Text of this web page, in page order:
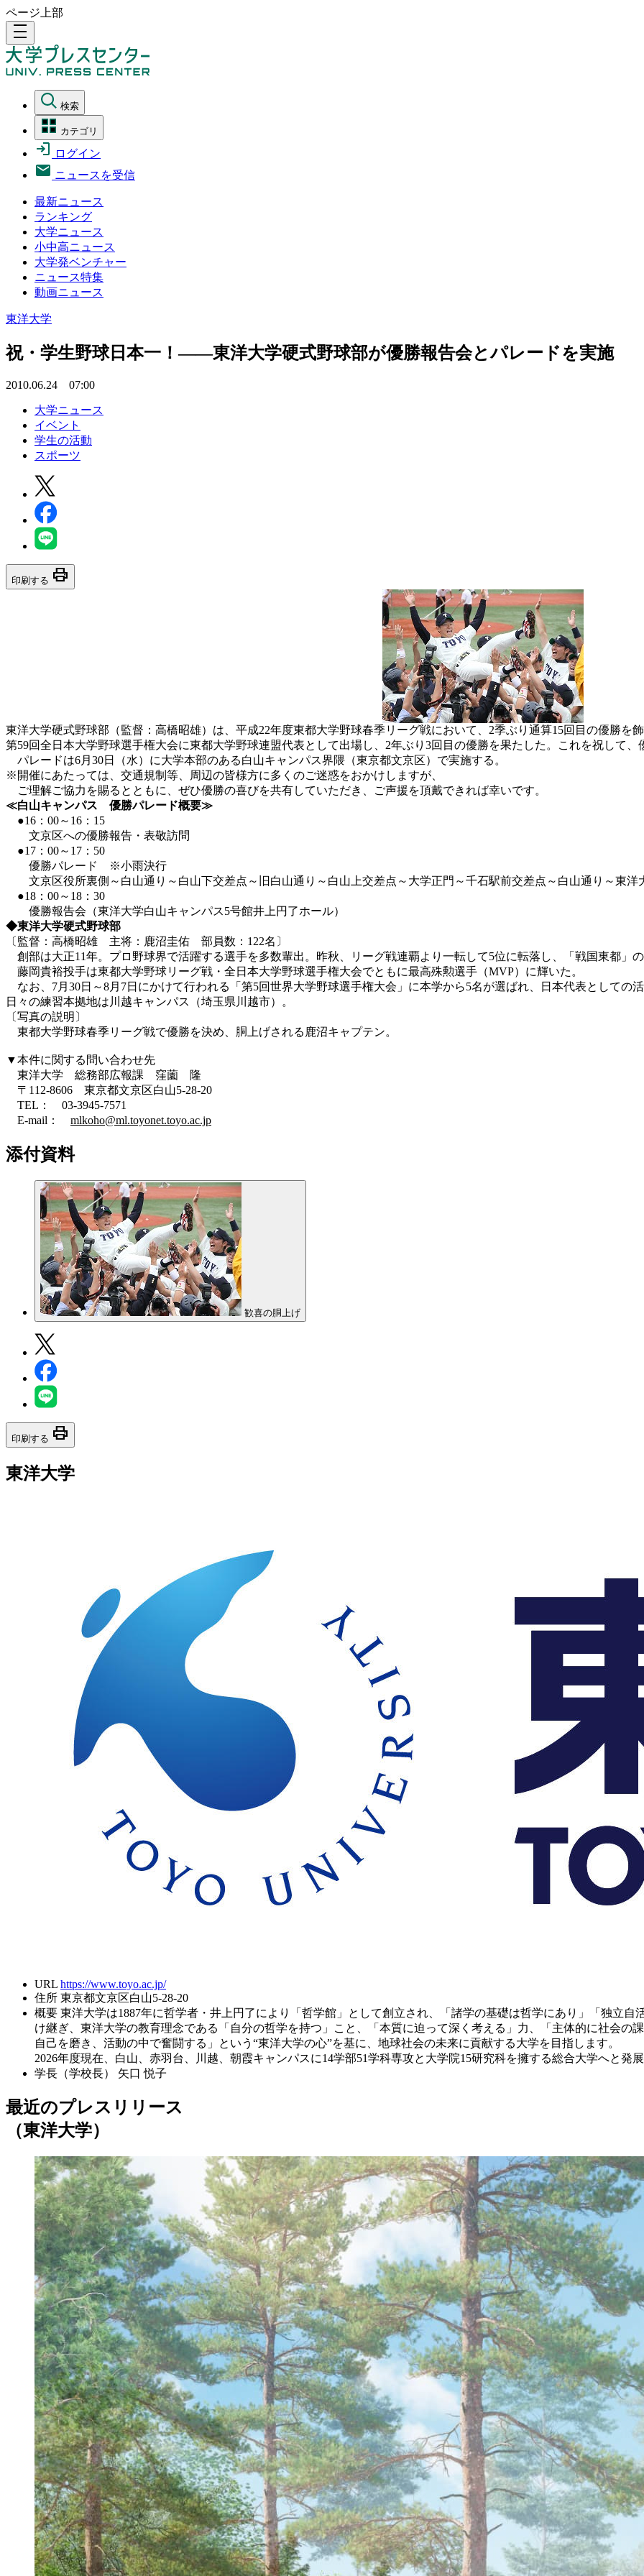
ページ上部
density_medium
検索
カテゴリ
ログイン
ニュースを受信
最新ニュース
ランキング
大学ニュース
小中高ニュース
大学発ベンチャー
ニュース特集
動画ニュース
東洋大学
祝・学生野球日本一！――東洋大学硬式野球部が優勝報告会とパレードを実施
2010.06.24 07:00
大学ニュース
イベント
学生の活動
スポーツ
印刷する print
東洋大学硬式野球部（監督：高橋昭雄）は、平成22年度東都大学野球春季リーグ戦において、2季ぶり通算15回目の優勝を
第59回全日本大学野球選手権大会に東都大学野球連盟代表として出場し、2年ぶり3回目の優勝を果たした。これを祝して、
パレードは6月30日（水）に大学本部のある白山キャンパス界隈（東京都文京区）で実施する。
※開催にあたっては、交通規制等、周辺の皆様方に多くのご迷惑をおかけしますが、
ご理解ご協力を賜るとともに、ぜひ優勝の喜びを共有していただき、ご声援を頂戴できれば幸いです。
≪白山キャンパス 優勝パレード概要≫
●16：00～16：15
文京区への優勝報告・表敬訪問
●17：00～17：50
優勝パレード ※小雨決行
文京区役所裏側～白山通り～白山下交差点～旧白山通り～白山上交差点～大学正門～千石駅前交差点～白山通り～東洋
●18：00～18：30
優勝報告会（東洋大学白山キャンパス5号館井上円了ホール）
◆東洋大学硬式野球部
〔監督：高橋昭雄 主将：鹿沼圭佑 部員数：122名〕
創部は大正11年。プロ野球界で活躍する選手を多数輩出。昨秋、リーグ戦連覇より一転して5位に転落し、「戦国東都」
藤岡貴裕投手は東都大学野球リーグ戦・全日本大学野球選手権大会でともに最高殊勲選手（MVP）に輝いた。
なお、7月30日～8月7日にかけて行われる「第5回世界大学野球選手権大会」に本学から5名が選ばれ、日本代表としての活
日々の練習本拠地は川越キャンパス（埼玉県川越市）。
〔写真の説明〕
東都大学野球春季リーグ戦で優勝を決め、胴上げされる鹿沼キャプテン。
▼本件に関する問い合わせ先
東洋大学 総務部広報課 窪薗 隆
〒112-8606 東京都文京区白山5-28-20
TEL： 03-3945-7571
E-mail： mlkoho@ml.toyonet.toyo.ac.jp
添付資料
歓喜の胴上げ
印刷する print
東洋大学
URL https://www.toyo.ac.jp/
住所 東京都文京区白山5-28-20
概要 東洋大学は1887年に哲学者・井上円了により「哲学館」として創立され、「諸学の基礎は哲学にあり」「独立
け継ぎ、東洋大学の教育理念である「自分の哲学を持つ」こと、「本質に迫って深く考える」力、「主体的に社会の
自己を磨き、活動の中で奮闘する」という“東洋大学の心”を基に、地球社会の未来に貢献する大学を目指します。
2026年度現在、白山、赤羽台、川越、朝霞キャンパスに14学部51学科専攻と大学院15研究科を擁する総合大学へと発展
学長（学校長）
矢口 悦子
最近のプレスリリース
（東洋大学）